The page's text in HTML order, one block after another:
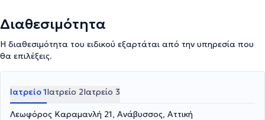
τον γηριατρικό ασθενή, τα νεοπλάσματα οστών και παράλληλα
και στο εξωτερικό.
Διαθεσιμότητα
Η διαθεσιμότητα του ειδικού εξαρτάται από την υπηρεσία που
θα επιλέξεις.
Ιατρείο 1Ιατρείο 2Ιατρείο 3
Λεωφόρος Καραμανλή 21, Ανάβυσσος, Αττική